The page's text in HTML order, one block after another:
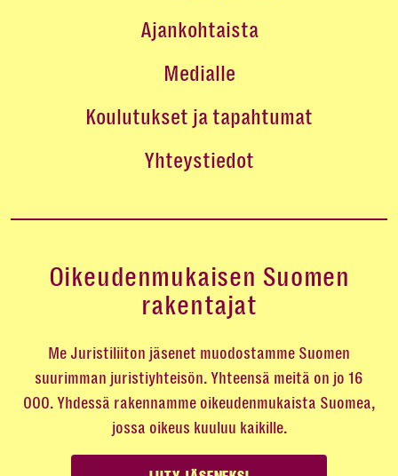
Ajankohtaista
Medialle
Koulutukset ja tapahtumat
Yhteystiedot
Oikeudenmukaisen Suomen
rakentajat
Me Juristiliiton jäsenet muodostamme Suomen
suurimman juristiyhteisön. Yhteensä meitä on jo 16
000. Yhdessä rakennamme oikeudenmukaista Suomea,
jossa oikeus kuuluu kaikille.